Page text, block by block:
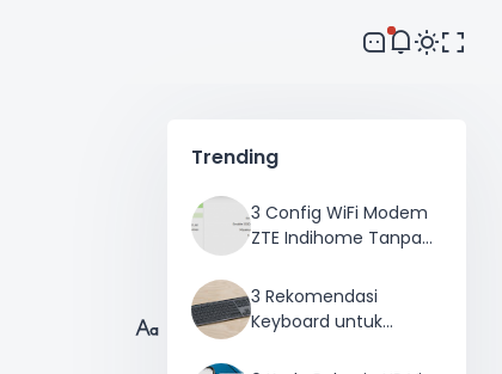
Trending
3 Config WiFi Modem
ZTE Indihome Tanpa
3 Rekomendasi
Keyboard untuk